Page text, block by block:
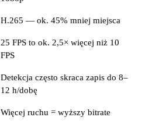
H.265 — ok. 45% mniej miejsca
25 FPS to ok. 2,5× więcej niż 10
FPS
Detekcja często skraca zapis do 8–
12 h/dobę
Więcej ruchu = wyższy bitrate